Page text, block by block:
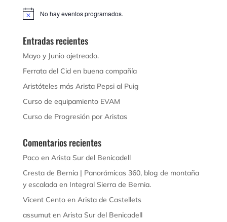
Aviso No hay eventos programados.
Entradas recientes
Mayo y Junio ajetreado.
Ferrata del Cid en buena compañía
Aristóteles más Arista Pepsi al Puig
Curso de equipamiento EVAM
Curso de Progresión por Aristas
Comentarios recientes
Pacoen Arista Sur del Benicadell
Cresta de Bernia | Panorámicas 360, blog de montaña
y escaladaen Integral Sierra de Bernia.
Vicent Centoen Arista de Castellets
assumuten Arista Sur del Benicadell